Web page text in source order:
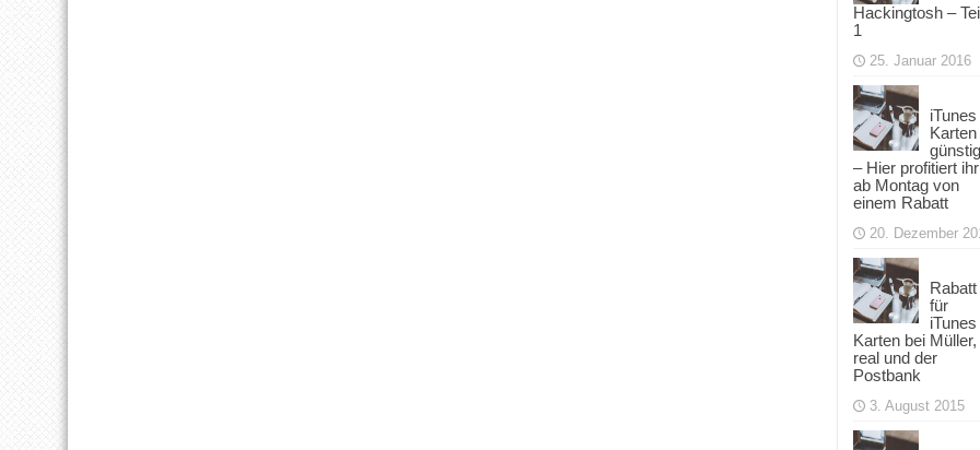
Hackingtosh –
1
25. Januar 2016
iTunes
Karten
– Hier profitiert ihr
ab Montag von
einem Rabatt
20. Dezember
Rabatt
für
iTunes
Karten bei Müller,
real und der
Postbank
3. August 2015